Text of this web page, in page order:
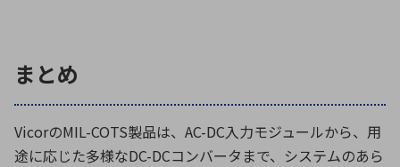
まとめ
VicorのMIL-COTS製品は、 AC-DC入力モジュールから、用
途に応じた多様なDC-DCコンバータまで、システムのあら